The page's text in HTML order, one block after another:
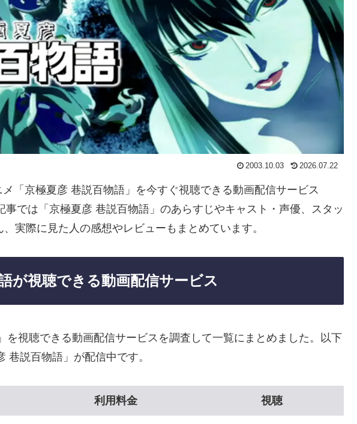
2003.10.03 2026.07.22
「京極夏彦 巷説百物語」を今すぐ視聴できる動画配信サービス
事では「京極夏彦 巷説百物語」のあらすじやキャスト・声優、スタッ
実際に見た人の感想やレビューもまとめています。
が視聴できる動画配信サービス
を視聴できる動画配信サービスを調査して一覧にまとめました。以下
巷説百物語」が配信中です。
利用料金 視聴